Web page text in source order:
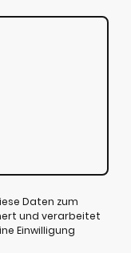
Daten zum
und verarbeitet
Einwilligung